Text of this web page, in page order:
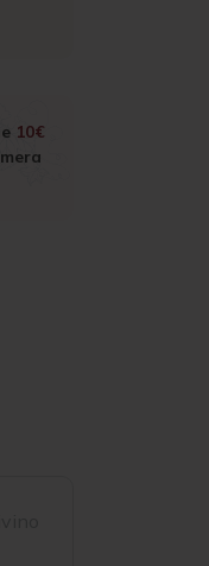
10€